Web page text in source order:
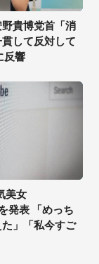
貴博党首「消
して反対して
反響
美女
発表 「めっち
」「私今すご